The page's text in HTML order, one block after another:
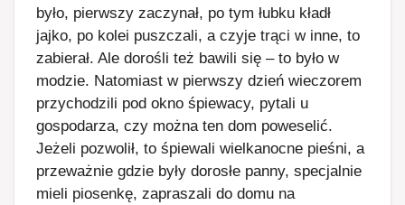
było, pierwszy zaczynał, po tym łubku kładł
jajko, po kolei puszczali, a czyje trąci w inne, to
zabierał. Ale dorośli też bawili się – to było w
modzie. Natomiast w pierwszy dzień wieczorem
przychodzili pod okno śpiewacy, pytali u
gospodarza, czy można ten dom poweselić.
Jeżeli pozwolił, to śpiewali wielkanocne pieśni, a
przeważnie gdzie były dorosłe panny, specjalnie
mieli piosenkę, zapraszali do domu na